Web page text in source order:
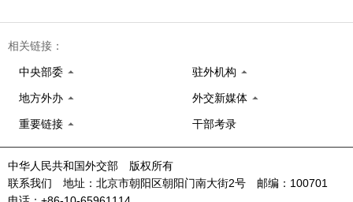
相关链接：
中央部委 驻外机构
地方外办 外交新媒体
重要链接 干部考录
中华人民共和国外交部 版权所有
联系我们 地址：北京市朝阳区朝阳门南大街2号 邮编：100701